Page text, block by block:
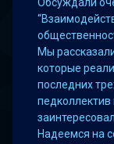
Мы
которые
последних
педколлектив
Надеемся на